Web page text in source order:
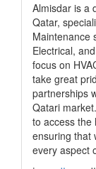
Almisdar is a
Qatar,
Maintenance
Electrical,
focus on
take great
partnerships
Qatari
to access the
ensuring that
every aspect